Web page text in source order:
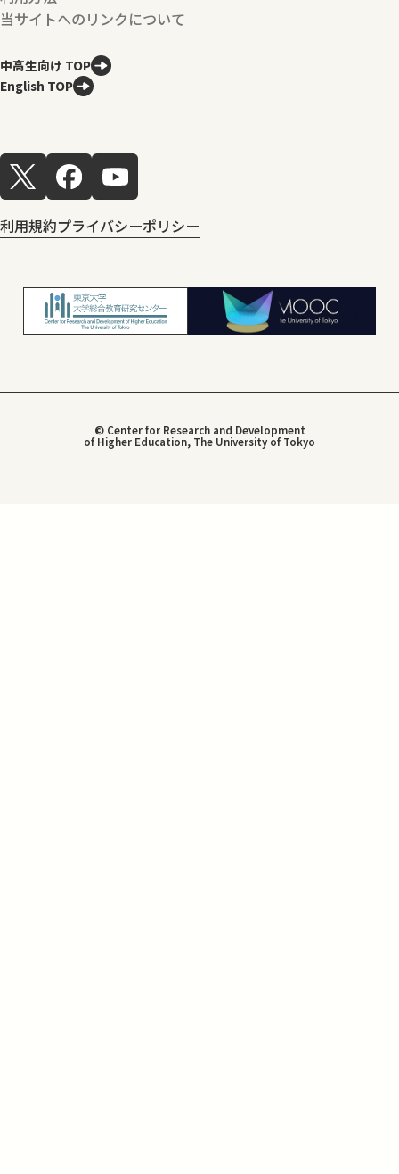
当サイトへのリンクについて
中高生向け TOP
English TOP
利用規約プライバシーポリシー
© Center for Research and Development
of Higher Education, The University of Tokyo